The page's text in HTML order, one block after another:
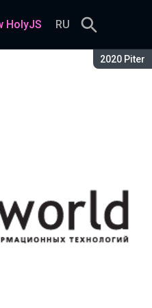
Season:
2020 Piter
HolyJS RU